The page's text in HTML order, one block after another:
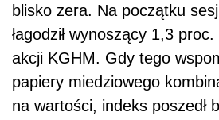
blisko zera. Na początku
łagodził wynoszący 1,3
akcji KGHM. Gdy tego
papiery miedziowego
na wartości, indeks poszedł